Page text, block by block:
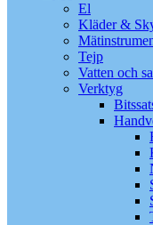
El
Kläder &
Tejp
Vatten och
Verktyg